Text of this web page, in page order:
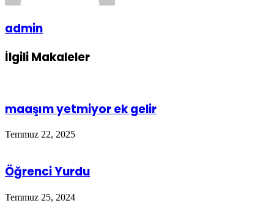
admin
İlgili Makaleler
maaşım yetmiyor ek gelir
Temmuz 22, 2025
Öğrenci Yurdu
Temmuz 25, 2024